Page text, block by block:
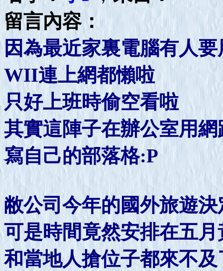
留言內容：
因為最近家裏電腦有人
WII連上網都懶啦
只好上班時偷空看啦
其實這陣子在辦公室用
寫自己的部落格:P
敝公司今年的國外旅遊
可是時間竟然安排在五月
和當地人搶位子都來不